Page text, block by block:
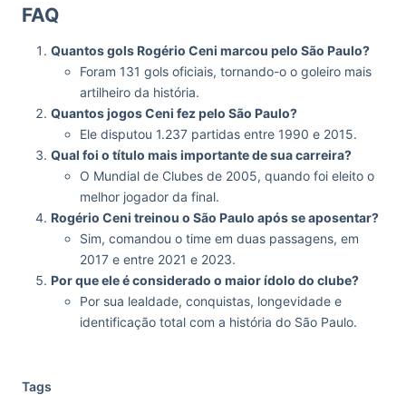
FAQ
Quantos gols Rogério Ceni marcou pelo São Paulo?
Foram 131 gols oficiais, tornando-o o goleiro mais
artilheiro da história.
Quantos jogos Ceni fez pelo São Paulo?
Ele disputou 1.237 partidas entre 1990 e 2015.
Qual foi o título mais importante de sua carreira?
O Mundial de Clubes de 2005, quando foi eleito o
melhor jogador da final.
Rogério Ceni treinou o São Paulo após se aposentar?
Sim, comandou o time em duas passagens, em
2017 e entre 2021 e 2023.
Por que ele é considerado o maior ídolo do clube?
Por sua lealdade, conquistas, longevidade e
identificação total com a história do São Paulo.
Tags